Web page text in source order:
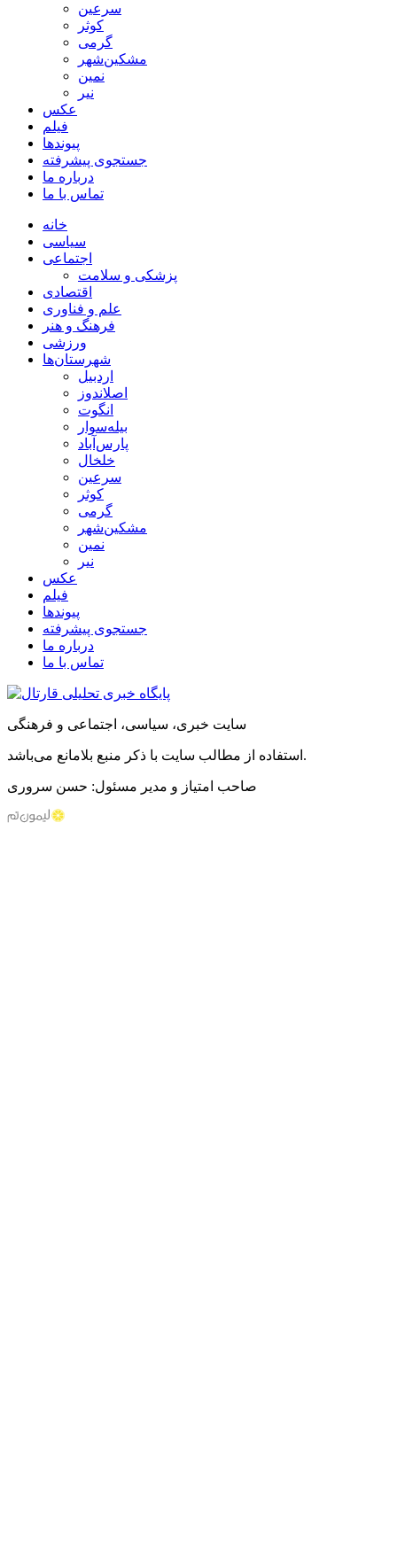
سرعین
کوثر
گرمی
مشکین‌شهر
نمین
نیر
عکس
فیلم
پیوندها
جستجوی پیشرفته
درباره ما
تماس با ما
خانه
سیاسی
اجتماعی
پزشکی و سلامت
اقتصادی
علم و فناوری
فرهنگ و هنر
ورزشی
شهرستان‌ها
اردبیل
اصلاندوز
انگوت
بیله‌سوار
پارس‌آباد
خلخال
سرعین
کوثر
گرمی
مشکین‌شهر
نمین
نیر
عکس
فیلم
پیوندها
جستجوی پیشرفته
درباره ما
تماس با ما
سایت خبری، سیاسی، اجتماعی و فرهنگی
استفاده از مطالب سایت با ذکر منبع بلامانع می‌باشد.
صاحب امتیاز و مدیر مسئول: حسن سروری